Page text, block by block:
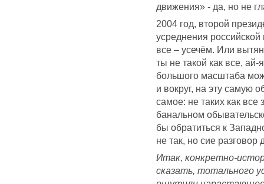
движения» - да, но не
2004 год, второй
усреднения
все – усечём. Или
ты не такой как все,
большого масштаба
и вокруг, на эту самую
самое: не таких как
банальном
бы обратиться к
не так, но сие
Итак, конкретно-
сказать, тотального